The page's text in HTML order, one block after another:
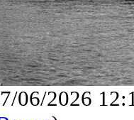
06/2026